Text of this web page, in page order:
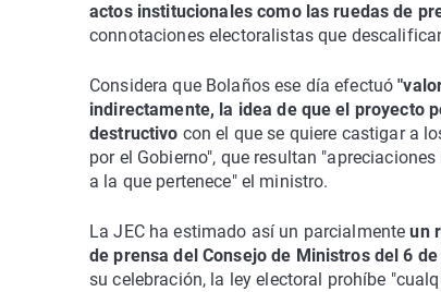
actos institucionales como las ruedas de
connotaciones electoralistas que
Considera que Bolaños ese día efectuó
indirectamente, la idea de que el proyecto
destructivo con el que se quiere castigar a
por el Gobierno", que resultan
a la que pertenece" el ministro.
La JEC ha estimado así un parcialmente un
de prensa del Consejo de Ministros del 6
su celebración, la ley electoral prohíbe